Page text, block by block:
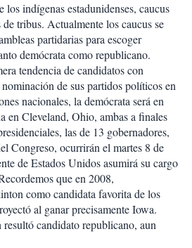
indígenas estadunidenses, caucus
tribus. Actualmente los caucus se
partidarias para escoger
demócrata como republicano.
tendencia de candidatos con
de sus partidos políticos en
nacionales, la demócrata será en
en Cleveland, Ohio, ambas a finales
las de 13 gobernadores,
Congreso, ocurrirán el martes 8 de
de Estados Unidos asumirá su cargo
que en 2008,
como candidata favorita de los
al ganar precisamente Iowa.
candidato republicano, aun